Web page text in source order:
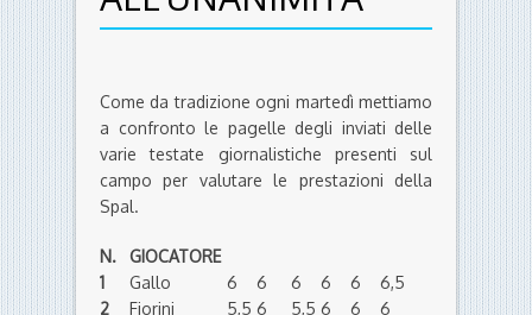
Come da tradizione ogni martedì mettiamo
a confronto le pagelle degli inviati delle
varie testate giornalistiche presenti sul
campo per valutare le prestazioni della
Spal.
N.
GIOCATORE
1
Gallo 6 6 6 6 6
6,5
2
Fiorini 5,5 6 5,5 6 6
6